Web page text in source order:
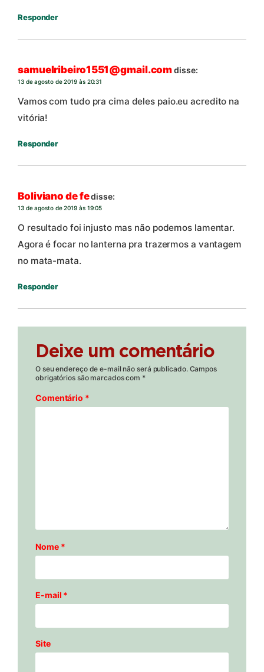
Responder
samuelribeiro1551@gmail.comdisse:
13 de agosto de 2019 às 20:31
Vamos com tudo pra cima deles paio.eu acredito na
vitória!
Responder
Boliviano de fedisse:
13 de agosto de 2019 às 19:05
O resultado foi injusto mas não podemos lamentar.
Agora é focar no lanterna pra trazermos a vantagem
no mata-mata.
Responder
Deixe um comentário
O seu endereço de e-mail não será publicado. Campos
obrigatórios são marcados com *
Comentário *
Nome *
E-mail *
Site